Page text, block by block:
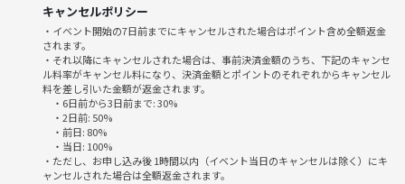
そんなふうに感じるのは、あなただけではありません。
この会には、同じような想いを抱えた人たちが集まります。
「ちゃんと話せるかな…」と不安な方も大丈夫。
少人数だからこそ、安心して話せる。
誰かの言葉に、自分の気持ちが重なる。
そんな静かで、あたたかな時間が流れています。
この会で得られること
キャンセルポリシー
・イベント開始の7日前までにキャンセルされた場合はポイント含め全額返金
されます。
・それ以降にキャンセルされた場合は、事前決済金額のうち、下記のキャンセ
ル料率がキャンセル料になり、決済金額とポイントのそれぞれからキャンセル
料を差し引いた金額が返金されます。
・6日前から3日前まで: 30%
・2日前: 50%
・前日: 80%
・当日: 100%
・ただし、お申し込み後 1時間以内（イベント当日のキャンセルは除く）にキ
ャンセルされた場合は全額返金されます。